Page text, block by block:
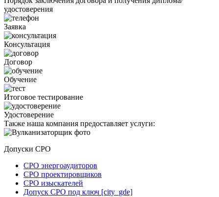
удостоверения
Заявка
Консультация
Договор
Обучение
Итоговое тестирование
Удостоверение
Также наша компания предоставляет услуги:
Допуски СРО
СРО энергоаудиторов
СРО проектировщиков
СРО изыскателей
Допуск СРО под ключ [city_gde]